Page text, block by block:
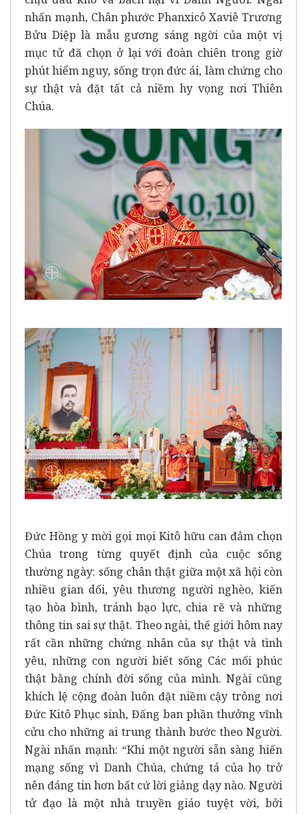
nhấn mạnh, Chân phước Phanxicô Xaviê Trương
Bửu Diệp là mẫu gương sáng ngời của một vị
mục tử đã chọn ở lại với đoàn chiên trong giờ
phút hiểm nguy, sống trọn đức ái, làm chứng cho
sự thật và đặt tất cả niềm hy vọng nơi Thiên
Chúa.
Đức Hồng y mời gọi mọi Kitô hữu can đảm chọn
Chúa trong từng quyết định của cuộc sống
thường ngày: sống chân thật giữa một xã hội còn
nhiều gian dối, yêu thương người nghèo, kiến
tạo hòa bình, tránh bạo lực, chia rẽ và những
thông tin sai sự thật. Theo ngài, thế giới hôm nay
rất cần những chứng nhân của sự thật và tình
yêu, những con người biết sống Các mối phúc
thật bằng chính đời sống của mình. Ngài cũng
khích lệ cộng đoàn luôn đặt niềm cậy trông nơi
Đức Kitô Phục sinh, Đấng ban phần thưởng vĩnh
cửu cho những ai trung thành bước theo Người.
Ngài nhấn mạnh: “Khi một người sẵn sàng hiến
mạng sống vì Danh Chúa, chứng tá của họ trở
nên đáng tin hơn bất cứ lời giảng dạy nào. Người
tử đạo là một nhà truyền giáo tuyệt vời, bởi